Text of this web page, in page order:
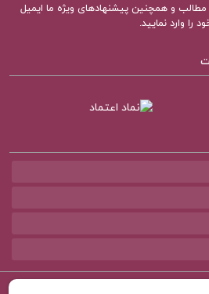
کده
بهشتی یا فرزند صالح سیما
میانه 1 مهدی مشکی
ها و فنون تدریس منوچهر
مطالب و همچنین پیشنهادهای ویژه ما ایمیل
را وارد نمایید.